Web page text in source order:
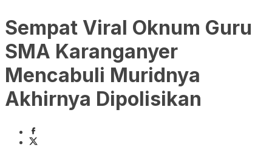
Sempat Viral Oknum Guru
SMA Karanganyer
Mencabuli Muridnya
Akhirnya Dipolisikan